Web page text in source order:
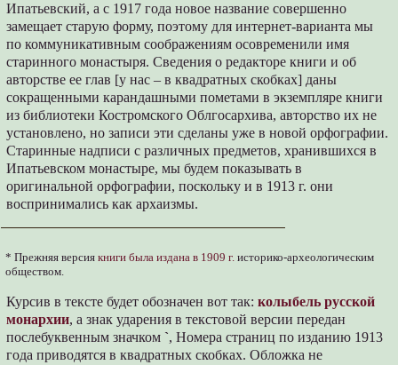
Ипатьевский, а с 1917 года новое название совершенно
замещает старую форму, поэтому для интернет-варианта мы
по коммуникативным соображениям осовременили имя
старинного монастыря. Сведения о редакторе книги и об
авторстве ее глав [у нас – в квадратных скобках] даны
сокращенными карандашными пометами в экземпляре книги
из библиотеки Костромского Облгосархива, авторство их не
установлено, но записи эти сделаны уже в новой орфографии.
Старинные надписи с различных предметов, хранившихся в
Ипатьевском монастыре, мы будем показывать в
оригинальной орфографии, поскольку и в 1913 г. они
воспринимались как архаизмы.
* Прежняя версиякниги была издана в 1909 г. историко-археологическим
обществом.
Курсив в тексте будет обозначен вот так:колыбель русской
монархии, а знак ударения в текстовой версии передан
послебуквенным значком `, Номера страниц по изданию 1913
года приводятся в квадратных скобках. Обложка не